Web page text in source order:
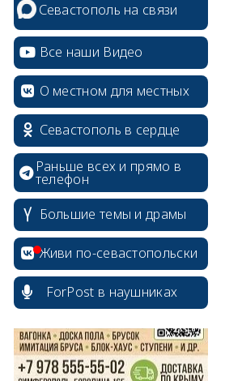
Севастополь на связи
Все наши Видео
О местном для местных
Севастополь в сердце
Раньше всех и прямо в
телефон
Большие темы и драмы
Живи по-севастопольски
ForPost в наушниках
erid: 2SDnjcrDNw6
erid: 2SDnjdPjgYS